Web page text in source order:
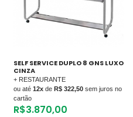
SELF SERVICE DUPLO 8 GNS LUXO
CINZA
+ RESTAURANTE
ou até 12x de R$ 322,50 sem juros no
cartão
R$3.870,00